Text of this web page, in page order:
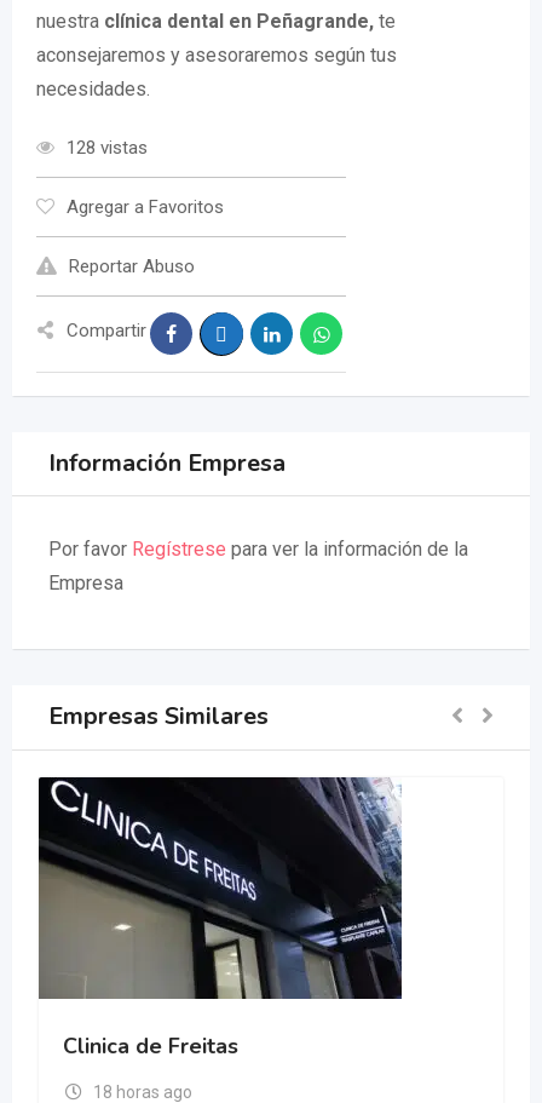
nuestra clínica dental en Peñagrande, te
aconsejaremos y asesoraremos según tus
necesidades.
128 vistas
Agregar a Favoritos
Reportar Abuso
Compartir
Información Empresa
Por favor Regístrese para ver la información de la
Empresa
Empresas Similares
Clinica de Freitas
18 horas ago